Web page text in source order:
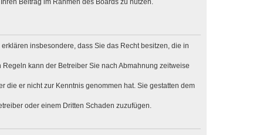
Beitrag im Rahmen des Boards zu nutzen.
insbesondere, dass Sie das Recht besitzen, die in
kann der Betreiber Sie nach Abmahnung zeitweise
die er nicht zur Kenntnis genommen hat. Sie gestatten dem
oder einem Dritten Schaden zuzufügen.